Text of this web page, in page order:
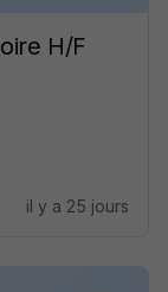
H/F
il y a 25 jours